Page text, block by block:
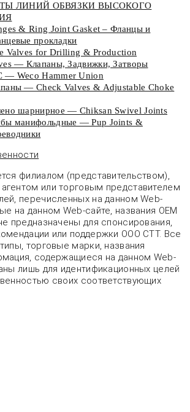
ЛИНИЙ ОБВЯЗКИ ВЫСОКОГО
& Ring Joint Gasket – Фланцы и
прокладки
Valves for Drilling & Production
— Клапаны, Задвижки, Затворы
— Weco Hammer Union
— Check Valves & Adjustable Choke
шарнирное — Chiksan Swivel Joints
манифольдные — Pup Joints &
филиалом (представительством),
или торговым представителем
перечисленных на данном Web-
на данном Web-сайте, названия OEM
предназначены для спонсирования,
или поддержки ООО СТТ. Все
торговые марки, названия
содержащиеся на данном Web-
лишь для идентификационных целей
своих соответствующих